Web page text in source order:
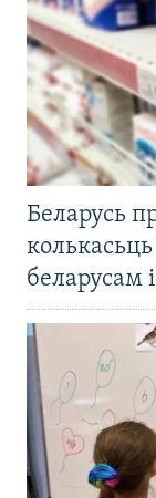
Беларусь
беларусам